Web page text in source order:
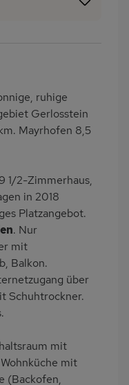
WC
Lage
WC
inklusive
ruhige
Gerlosstein
Mayrhofen 8,5
1/2-Zimmerhaus,
in 2018
Platzangebot.
. Nur
mit
Balkon.
über
Schuhtrockner.
mit
mit
(Backofen,